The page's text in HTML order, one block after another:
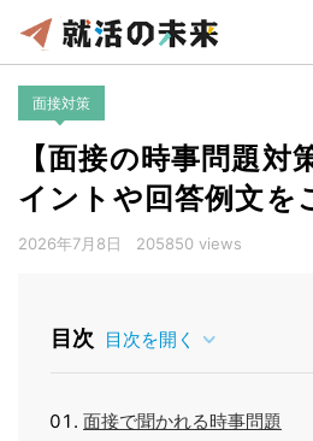
面接対策
【面接の時事問題対
イントや回答例文を
2026年7月8日 205850 views
目次 目次を開く
面接で聞かれる時事問題